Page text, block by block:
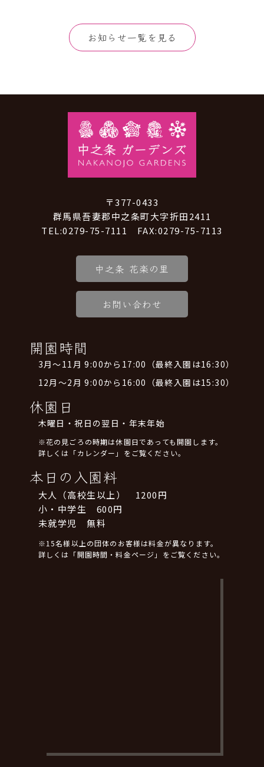
お知らせ一覧を見る
〒377-0433
群馬県吾妻郡中之条町大字折田2411
TEL:0279-75-7111 FAX:0279-75-7113
中之条 花楽の里
お問い合わせ
開園時間
3月～11月 9:00から17:00（最終入園は16:30）
12月～2月 9:00から16:00（最終入園は15:30）
休園日
木曜日・祝日の翌日・年末年始
※花の見ごろの時期は休園日であっても開園します。
詳しくは「カレンダー」をご覧ください。
本日の入園料
大人（高校生以上） 1200円
小・中学生 600円
未就学児 無料
※15名様以上の団体のお客様は料金が異なります。
詳しくは「開園時間・料金ページ」をご覧ください。